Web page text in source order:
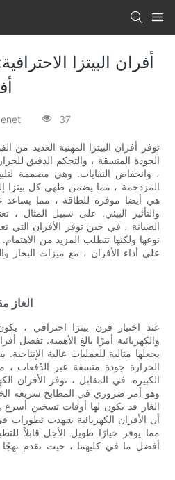
أفران البيتزا
37
توفر أفران البيتزا المهنية العديد من
الجودة المتسقة ، والتحكم الدقيق
، وانخفاض النفايات. وهي مصممة
المزدحمة ، مما يضمن طهي كل بيتزا
هي أيضا موفرة للطاقة ، مما يساعد
والتأثير البيئي. على سبيل المثال ،
الصيانة ، في حين توفر الأفران
نوعها ولكنها تتطلب المزيد من
على أداء الأفران ، مع ميزات البخار
الغاز
عند اختيار فرن بيتزا احترافي ، يكون
والكهربائية أمرًا بالغ الأهمية. تفضل
يجعلها مثالية للعمليات عالية
الحرارة جودة متسقة عبر الدُفعات ،
الكبيرة. في المقابل ، توفر الأفران
وهو أمر ضروري في المطابخ سريعة
الغاز قد يكون لها أوقات تسخين أسرع
أن الأفران الكهربائية شهدت تطورات في
مما يوفر خيارًا طويل الأجل قابلاً
أفضل ما في كليهما ، حيث تقدم نهجًا